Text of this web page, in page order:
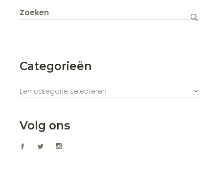
Zoeken
naar:
Categorieën
Een categorie selecteren
Volg ons